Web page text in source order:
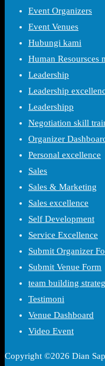
Event Organizers
Event Venues
Hubungi kami
Human Resoursces
Leadership
Leadership
Leadershipp
Negotiation skill
Organizer
Personal excellence
Sales
Sales & Marketing
Sales excellence
Self Development
Service Excellence
Submit Organizer
Submit Venue Form
team building
Testimoni
Venue Dashboard
Video Event
Copyright ©2026 Dian